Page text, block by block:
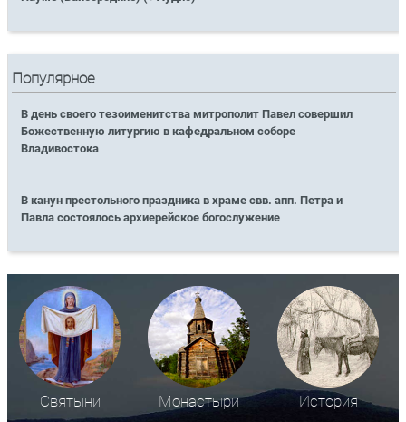
Популярное
В день своего тезоименитства митрополит Павел совершил
Божественную литургию в кафедральном соборе
Владивостока
В канун престольного праздника в храме свв. апп. Петра и
Павла состоялось архиерейское богослужение
Святыни Монастыри История